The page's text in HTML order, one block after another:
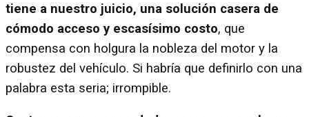
tiene a nuestro juicio, una solución casera de
cómodo acceso y escasísimo costo, que
compensa con holgura la nobleza del motor y la
robustez del vehículo. Si habría que definirlo con una
palabra esta seria; irrompible.